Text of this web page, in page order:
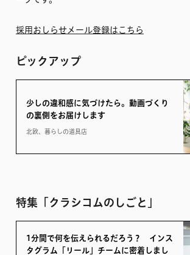
採用おしらせメール登録はこちら
ピックアップ
少しの違和感に気づけたら。動画づくり
の裏側をお届けします
北欧、暮らしの道具店
特集「クラシコムのしごと」
1分間で何を伝えられるだろう？ インス
タグラム「リール」チームに密着しまし